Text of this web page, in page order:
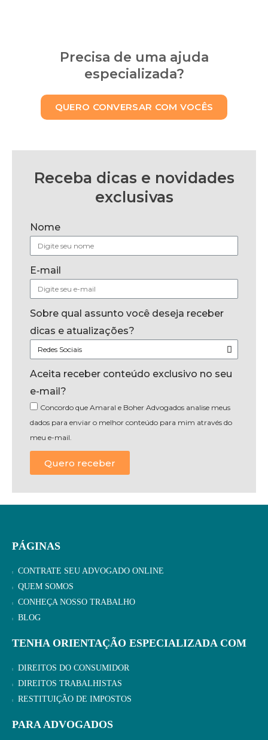
Precisa de uma ajuda
especializada?
QUERO CONVERSAR COM VOCÊS
Receba dicas e novidades
exclusivas
Nome
E-mail
Sobre qual assunto você deseja receber
dicas e atualizações?
Aceita receber conteúdo exclusivo no seu
e-mail?
Concordo que Amaral e Boher Advogados analise meus
dados para enviar o melhor conteúdo para mim através do
meu e-mail.
Quero receber
PÁGINAS
CONTRATE SEU ADVOGADO ONLINE
QUEM SOMOS
CONHEÇA NOSSO TRABALHO
BLOG
TENHA ORIENTAÇÃO ESPECIALIZADA COM
DIREITOS DO CONSUMIDOR
DIREITOS TRABALHISTAS
RESTITUIÇÃO DE IMPOSTOS
PARA ADVOGADOS